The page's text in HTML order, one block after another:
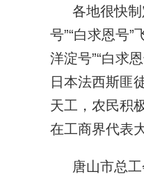
各地很快
号”“白求恩号”
洋淀号”“白求
日本法西斯匪
天工，农民积
在工商界代表
唐山市总